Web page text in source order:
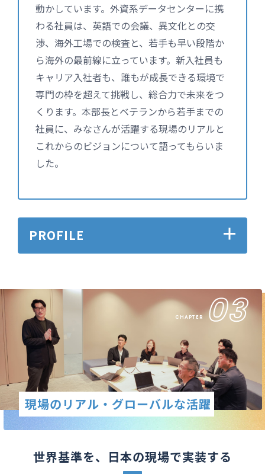
動かしています。外資系データセンターに携
わる社員は、英語での会議、異文化との交
渉、海外工場での検査と、若手も早い段階か
ら海外の最前線に立っています。新入社員も
キャリア入社者も、誰もが成長できる環境で
専門の枠を超えて挑戦し、総合力で未来をつ
くります。本部長とベテランから若手までの
社員に、みなさんが活躍する現場のリアルと
これからのビジョンについて語ってもらいま
した。
PROFILE
現場のリアル・グローバルな活躍
CHAPTER 03
世界基準を、 日本の現場で実装する